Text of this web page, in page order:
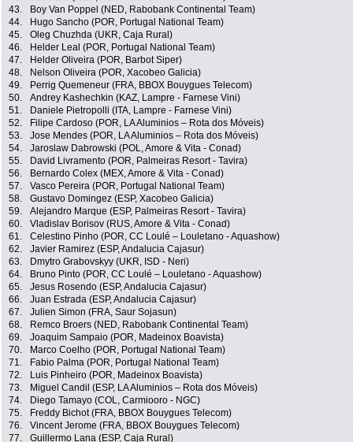
43.
Boy Van Poppel (NED, Rabobank Continental Team)
44.
Hugo Sancho (POR, Portugal National Team)
45.
Oleg Chuzhda (UKR, Caja Rural)
46.
Helder Leal (POR, Portugal National Team)
47.
Helder Oliveira (POR, Barbot Siper)
48.
Nelson Oliveira (POR, Xacobeo Galicia)
49.
Perrig Quemeneur (FRA, BBOX Bouygues Telecom)
50.
Andrey Kashechkin (KAZ, Lampre - Farnese Vini)
51.
Daniele Pietropolli (ITA, Lampre - Farnese Vini)
52.
Filipe Cardoso (POR, LA Aluminios – Rota dos Móveis)
53.
Jose Mendes (POR, LA Aluminios – Rota dos Móveis)
54.
Jaroslaw Dabrowski (POL, Amore & Vita - Conad)
55.
David Livramento (POR, Palmeiras Resort - Tavira)
56.
Bernardo Colex (MEX, Amore & Vita - Conad)
57.
Vasco Pereira (POR, Portugal National Team)
58.
Gustavo Domingez (ESP, Xacobeo Galicia)
59.
Alejandro Marque (ESP, Palmeiras Resort - Tavira)
60.
Vladislav Borisov (RUS, Amore & Vita - Conad)
61.
Celestino Pinho (POR, CC Loulé – Louletano - Aquashow)
62.
Javier Ramirez (ESP, Andalucia Cajasur)
63.
Dmytro Grabovskyy (UKR, ISD - Neri)
64.
Bruno Pinto (POR, CC Loulé – Louletano - Aquashow)
65.
Jesus Rosendo (ESP, Andalucia Cajasur)
66.
Juan Estrada (ESP, Andalucia Cajasur)
67.
Julien Simon (FRA, Saur Sojasun)
68.
Remco Broers (NED, Rabobank Continental Team)
69.
Joaquim Sampaio (POR, Madeinox Boavista)
70.
Marco Coelho (POR, Portugal National Team)
71.
Fabio Palma (POR, Portugal National Team)
72.
Luis Pinheiro (POR, Madeinox Boavista)
73.
Miguel Candil (ESP, LA Aluminios – Rota dos Móveis)
74.
Diego Tamayo (COL, Carmiooro - NGC)
75.
Freddy Bichot (FRA, BBOX Bouygues Telecom)
76.
Vincent Jerome (FRA, BBOX Bouygues Telecom)
77.
Guillermo Lana (ESP, Caja Rural)